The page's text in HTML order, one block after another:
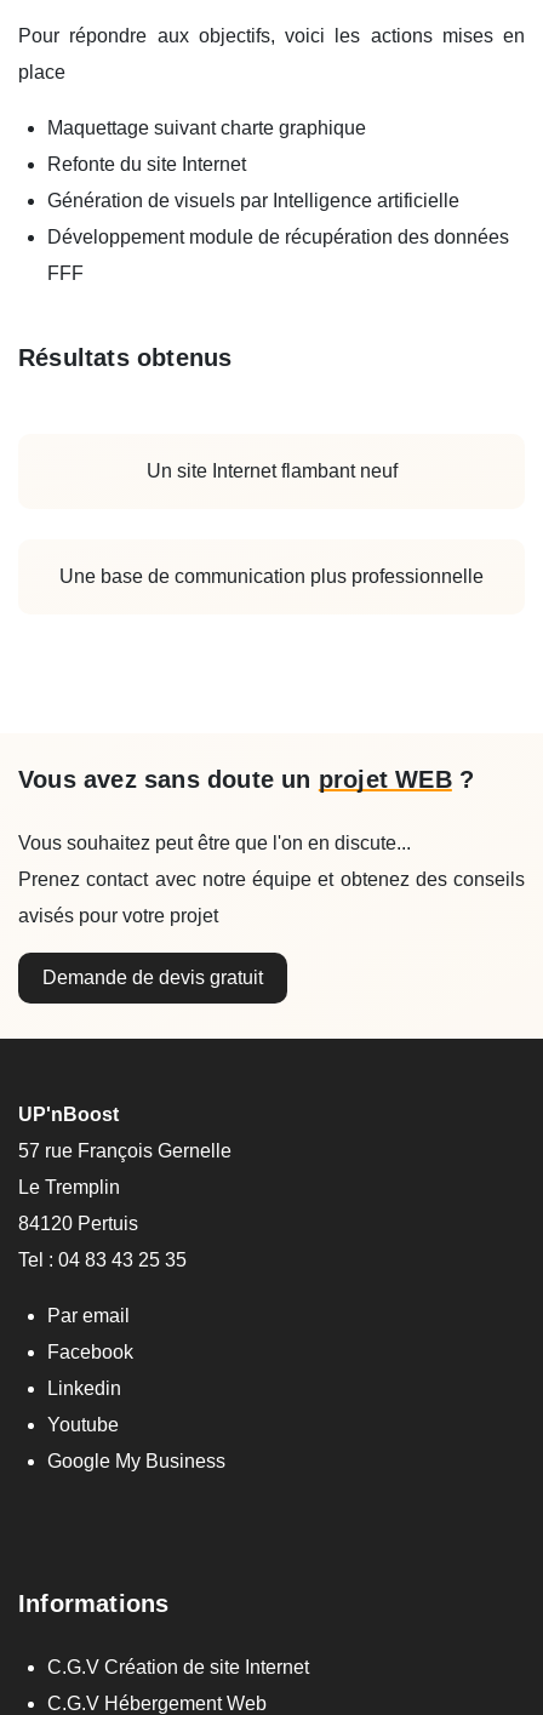
Pour répondre aux objectifs, voici les actions mises en
place
Maquettage suivant charte graphique
Refonte du site Internet
Génération de visuels par Intelligence artificielle
Développement module de récupération des données
FFF
Résultats obtenus
Un site Internet flambant neuf
Une base de communication plus professionnelle
Vous avez sans doute un projet WEB?
Vous souhaitez peut être que l'on en discute...
Prenez contact avec notre équipe et obtenez des conseils
avisés pour votre projet
Demande de devis gratuit
UP'nBoost
57 rue François Gernelle
Le Tremplin
84120 Pertuis
Tel : 04 83 43 25 35
Par email
Facebook
Linkedin
Youtube
Google My Business
Informations
C.G.V Création de site Internet
C.G.V Hébergement Web